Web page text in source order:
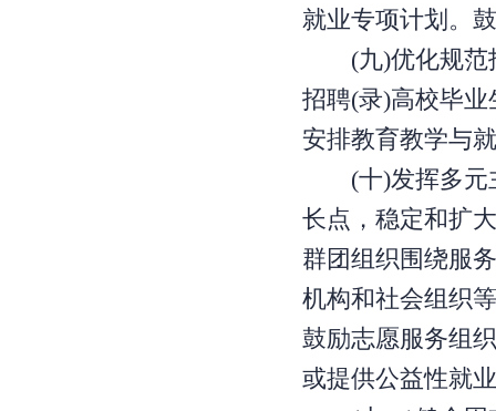
就业专项计划。
(九)优化规范招
招聘(录)高校毕
安排教育教学与
(十)发挥多元主
长点，稳定和扩
群团组织围绕服
机构和社会组织
鼓励志愿服务组
或提供公益性就